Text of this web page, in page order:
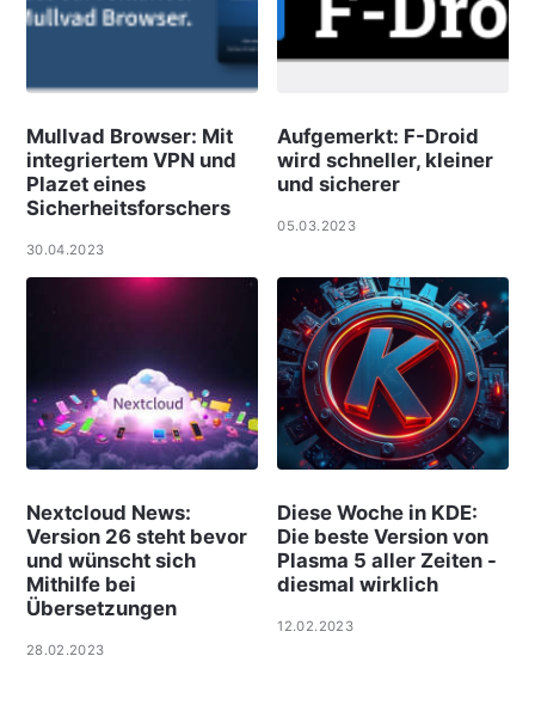
Mullvad Browser: Mit
integriertem VPN und
Plazet eines
Sicherheitsforschers
30.04.2023
Aufgemerkt: F-Droid
wird schneller, kleiner
und sicherer
05.03.2023
Nextcloud News:
Version 26 steht bevor
und wünscht sich
Mithilfe bei
Übersetzungen
28.02.2023
Diese Woche in KDE:
Die beste Version von
Plasma 5 aller Zeiten -
diesmal wirklich
12.02.2023